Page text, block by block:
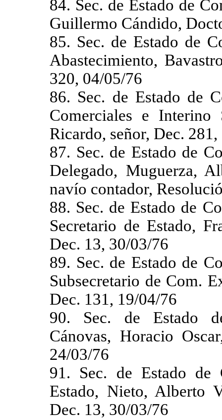
84. Sec. de Estado de
Guillermo Cándido,
85. Sec. de Estado de
Abastecimiento,
320, 04/05/76
86. Sec. de Estado de
Comerciales e Interino
Ricardo, señor, Dec.
87. Sec. de Estado de
Delegado, Muguerza,
navío contador,
88. Sec. de Estado de
Secretario de Estado,
Dec. 13, 30/03/76
89. Sec. de Estado de
Subsecretario de Com.
Dec. 131, 19/04/76
90. Sec. de Estado
Cánovas, Horacio
24/03/76
91. Sec. de Estado de
Estado, Nieto, Alberto
Dec. 13, 30/03/76